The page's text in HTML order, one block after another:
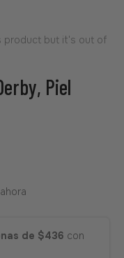
product but it's out of
Piel
de $436 con